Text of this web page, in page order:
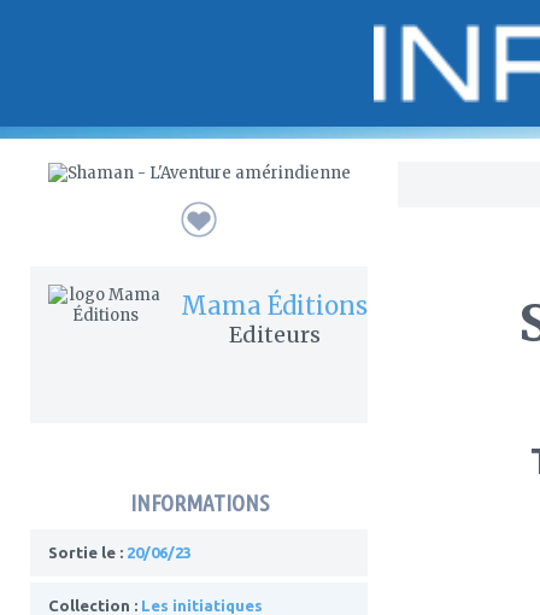
Mama Éditions
Editeurs
INFORMATIONS
Sortie le : 20/06/23
Collection : Les initiatiques